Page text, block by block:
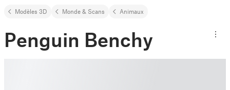
Modèles 3D Monde & Scans Animaux
Penguin Benchy